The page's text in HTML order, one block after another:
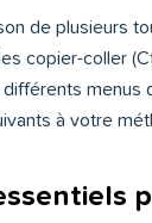
de plusieurs
copier-coller
menus
à votre